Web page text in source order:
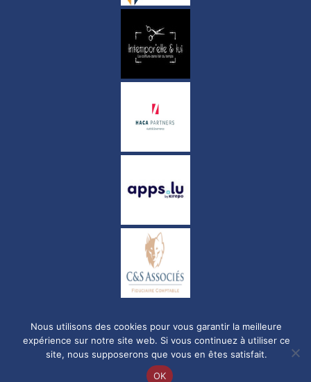
Politique de confidentialité
© Copyright 2023-2026 FC Luxembourg City. Tous droits réservés.
Nous utilisons des cookies pour vous garantir la meilleure
expérience sur notre site web. Si vous continuez à utiliser ce
site, nous supposerons que vous en êtes satisfait.
OK